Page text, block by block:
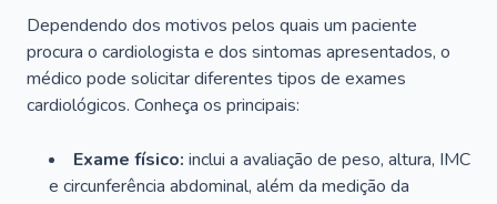
Dependendo dos motivos pelos quais um paciente
procura o cardiologista e dos sintomas apresentados, o
médico pode solicitar diferentes tipos de exames
cardiológicos. Conheça os principais:
Exame físico: inclui a avaliação de peso, altura, IMC
e circunferência abdominal, além da medição da